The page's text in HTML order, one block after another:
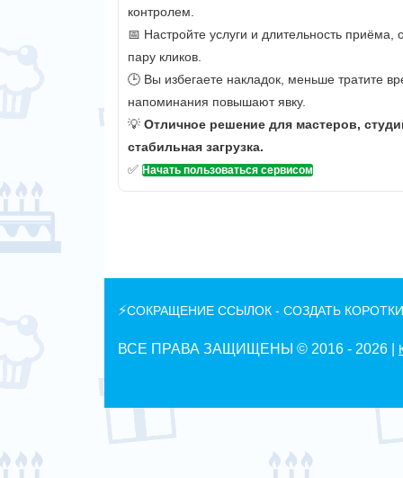
контролем.
📅 Настройте услуги и длительность
пару кликов.
🕒 Вы избегаете накладок, меньше тратите
напоминания повышают явку.
💡 Отличное решение для мастеров,
стабильная загрузка.
✅ Начать пользоваться сервисом
⚡СОКРАЩЕНИЕ ССЫЛОК - СОЗДАТЬ
ВСЕ ПРАВА ЗАЩИЩЕНЫ © 2016 - 2026 |